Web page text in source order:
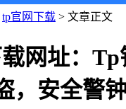
tp官网下载 > 文章正文
网址：Tp
，安全警